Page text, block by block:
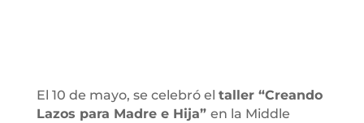
El 10 de mayo, se celebró el taller “Creando
Lazos para Madre e Hija” en la Middle